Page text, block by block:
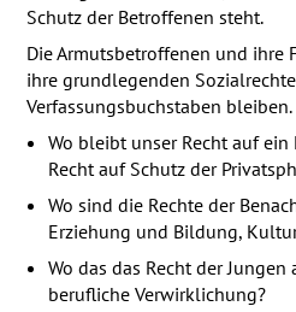
Schutz der Betroffenen steht.
Die Armutsbetroffenen und ihre
ihre grundlegenden
Verfassungsbuchstaben bleiben.
Wo bleibt unser Recht auf
Recht auf Schutz der
Wo sind die Rechte der
Erziehung und Bildung,
Wo das das Recht der
berufliche Verwirklichung?